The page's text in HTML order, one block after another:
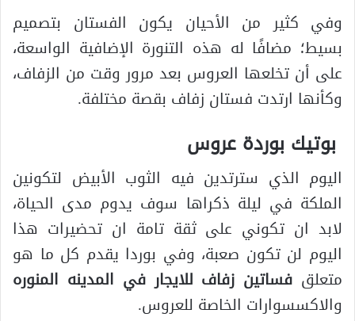
وفي كثير من الأحيان يكون الفستان بتصميم
بسيط؛ مضافًا له هذه التنورة الإضافية الواسعة،
على أن تخلعها العروس بعد مرور وقت من الزفاف،
وكأنها ارتدت فستان زفاف بقصة مختلفة.
بوتيك بوردة عروس
اليوم الذي سترتدين فيه الثوب الأبيض لتكونين
الملكة في ليلة ذكراها سوف يدوم مدى الحياة،
لابد ان تكوني على ثقة تامة ان تحضيرات هذا
اليوم لن تكون صعبة، وفي بوردا يقدم كل ما هو
متعلق فساتين زفاف للايجار في المدينه المنوره
والاكسسوارات الخاصة للعروس.